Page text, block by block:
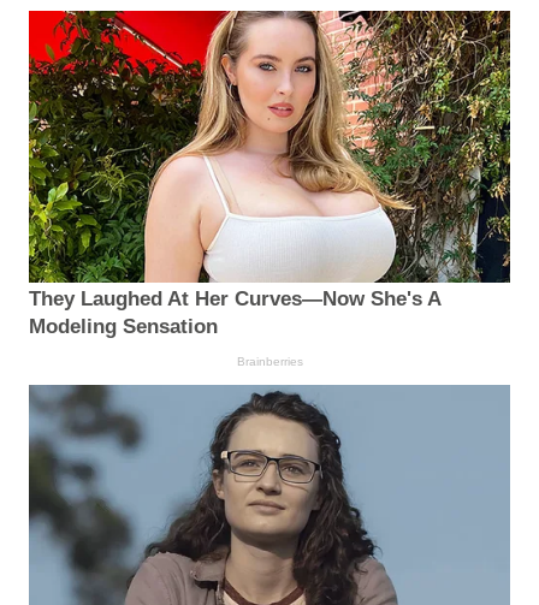
They Laughed At Her Curves—Now She's A
Modeling Sensation
Brainberries